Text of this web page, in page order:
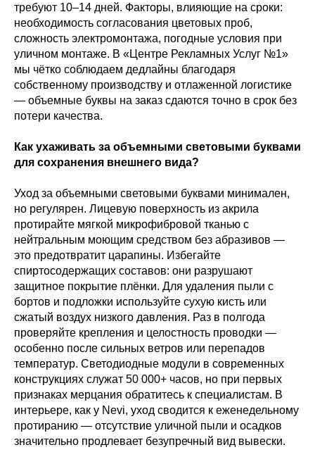
требуют 10–14 дней. Факторы, влияющие на сроки:
необходимость согласования цветовых проб,
сложность электромонтажа, погодные условия при
уличном монтаже. В «Центре Рекламных Услуг №1»
мы чётко соблюдаем дедлайны благодаря
собственному производству и отлаженной логистике
— объемные буквы на заказ сдаются точно в срок без
потери качества.
Как ухаживать за объемными световыми буквами
для сохранения внешнего вида?
Уход за объемными световыми буквами минимален,
но регулярен. Лицевую поверхность из акрила
протирайте мягкой микрофибровой тканью с
нейтральным моющим средством без абразивов —
это предотвратит царапины. Избегайте
спиртосодержащих составов: они разрушают
защитное покрытие плёнки. Для удаления пыли с
бортов и подложки используйте сухую кисть или
сжатый воздух низкого давления. Раз в полгода
проверяйте крепления и целостность проводки —
особенно после сильных ветров или перепадов
температур. Светодиодные модули в современных
конструкциях служат 50 000+ часов, но при первых
признаках мерцания обратитесь к специалистам. В
интерьере, как у Nevi, уход сводится к еженедельному
протиранию — отсутствие уличной пыли и осадков
значительно продлевает безупречный вид вывески.